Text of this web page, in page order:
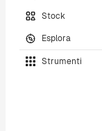
Stock
Esplora
Strumenti